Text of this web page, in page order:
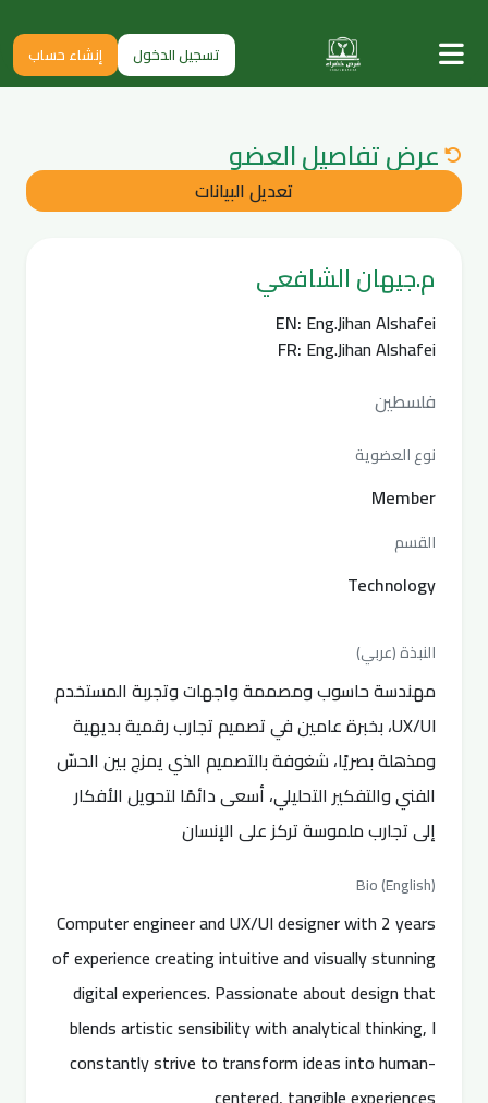
تسجيل الدخول إنشاء حساب
عرض تفاصيل العضو
تعديل البيانات
م.جيهان الشافعي
EN: Eng.Jihan Alshafei
FR: Eng.Jihan Alshafei
فلسطين
نوع العضوية
Member
القسم
Technology
النبذة (عربي)
مهندسة حاسوب ومصممة واجهات وتجربة المستخدم
UX/UI، بخبرة عامين في تصميم تجارب رقمية بديهية
ومذهلة بصريًا، شغوفة بالتصميم الذي يمزج بين الحسّ
الفني والتفكير التحليلي، أسعى دائمًا لتحويل الأفكار
إلى تجارب ملموسة تركز على الإنسان
Bio (English)
Computer engineer and UX/UI designer with 2 years
of experience creating intuitive and visually stunning
digital experiences. Passionate about design that
blends artistic sensibility with analytical thinking, I
constantly strive to transform ideas into human-